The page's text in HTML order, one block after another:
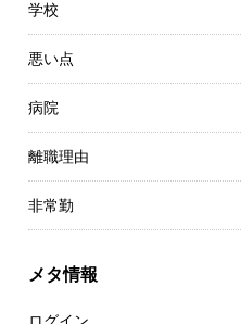
学校
悪い点
病院
離職理由
非常勤
メタ情報